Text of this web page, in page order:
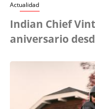
Actualidad
Indian Chief
aniversario